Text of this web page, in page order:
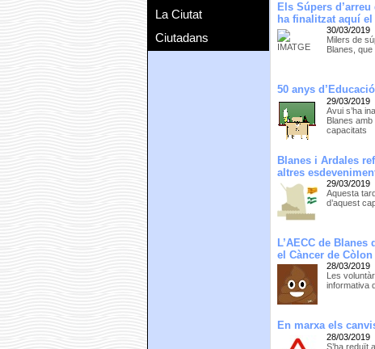
La Ciutat
Ciutadans
Els Súpers
ha finalitzat aquí
30/03/2019
Milers de
Blanes,
50 anys
29/03/2019
Avui s’ha
Blanes
capacitats
Blanes i Ardales
altres
29/03/2019
Aquesta
d’aquest
L’AECC de
el Càncer de Còlon
28/03/2019
Les
informativa
En marxa els
28/03/2019
S’ha reduït